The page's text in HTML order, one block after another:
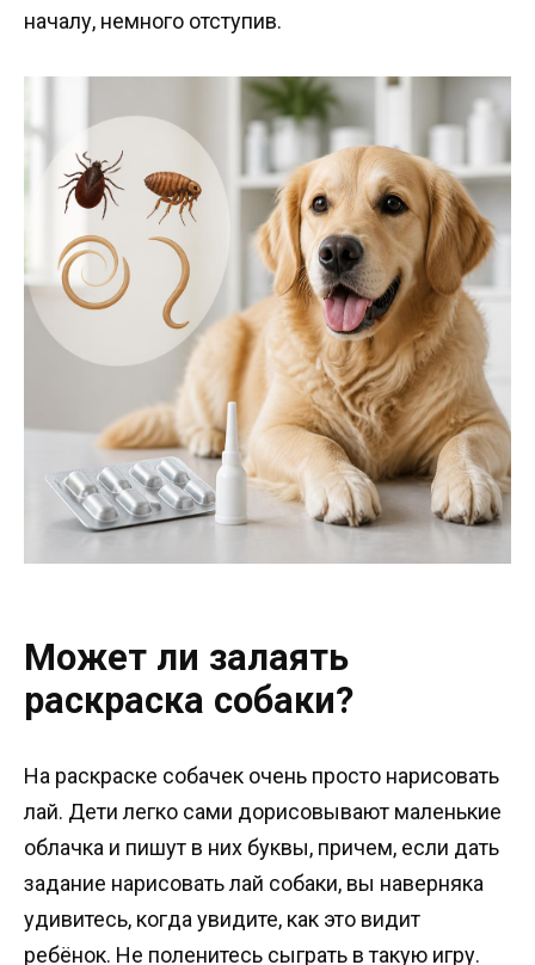
началу, немного отступив.
Может ли залаять
раскраска собаки?
На раскраске собачек очень просто нарисовать
лай. Дети легко сами дорисовывают маленькие
облачка и пишут в них буквы, причем, если дать
задание нарисовать лай собаки, вы наверняка
удивитесь, когда увидите, как это видит
ребёнок. Не поленитесь сыграть в такую игру.